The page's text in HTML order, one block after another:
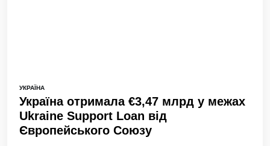
УКРАЇНА
Україна отримала €3,47 млрд у межах
Ukraine Support Loan від
Європейського Союзу